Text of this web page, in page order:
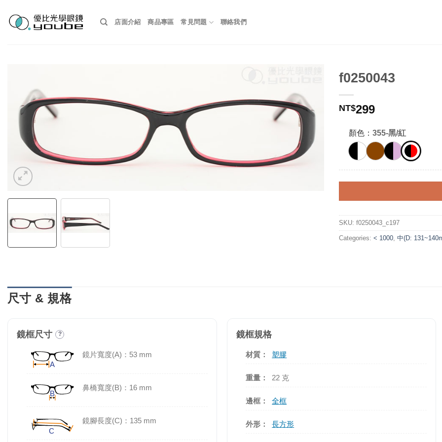
content
店面介紹 商品專區 常見問題 聯絡我們
f0250043
NT$299
顏色： 355-黑/紅
SKU: f0250043_c197
Categories: < 1000 中(D:
尺寸 & 規格
鏡框尺寸 ?
鏡片寬度(A)：53 mm
鼻橋寬度(B)：16 mm
鏡腳長度(C)：135 mm
鏡框規格
材質： 塑膠
重量： 22 克
邊框： 全框
外形： 長方形